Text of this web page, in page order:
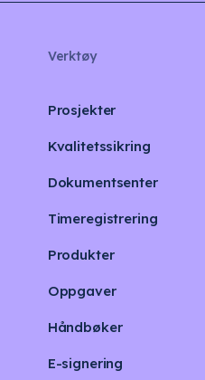
Verktøy
Prosjekter
Kvalitetssikring
Dokumentsenter
Timeregistrering
Produkter
Oppgaver
Håndbøker
E-signering